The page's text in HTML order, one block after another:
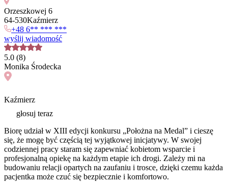
Orzeszkowej 6
64-530Kaźmierz
+48 6** *** ***
wyślij wiadomość
5.0 (8)
Monika Środecka
Kaźmierz
głosuj teraz
Biorę udział w XIII edycji konkursu „Położna na Medal” i cieszę
się, że mogę być częścią tej wyjątkowej inicjatywy. W swojej
codziennej pracy staram się zapewniać kobietom wsparcie i
profesjonalną opiekę na każdym etapie ich drogi. Zależy mi na
budowaniu relacji opartych na zaufaniu i trosce, dzięki czemu każda
pacjentka może czuć się bezpiecznie i komfortowo.